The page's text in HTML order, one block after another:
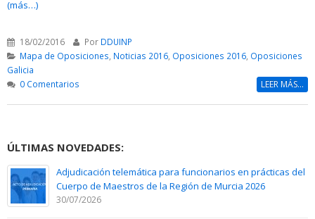
(más…)
18/02/2016 Por DDUINP
Mapa de Oposiciones Noticias 2016, Oposiciones 2016, Oposiciones
Galicia
0 Comentarios
LEER MÁS...
ÚLTIMAS NOVEDADES:
Adjudicación telemática para funcionarios en prácticas del
Cuerpo de Maestros de la Región de Murcia 2026
30/07/2026